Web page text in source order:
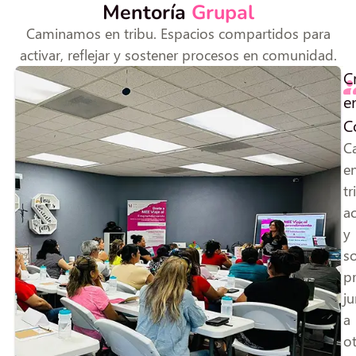
Mentoría Grupal
Caminamos en tribu. Espacios compartidos para
activar, reflejar y sostener procesos en comunidad.
y
a